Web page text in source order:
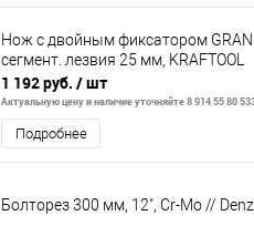
Нож с двойным фиксатором
сегмент. лезвия 25 мм, KRAFTOOL
1 192 руб. / шт
Актуальную цену и наличие уточняйте 8 914 55 80
Подробнее
Болторез 300 мм, 12", Cr-Mo //